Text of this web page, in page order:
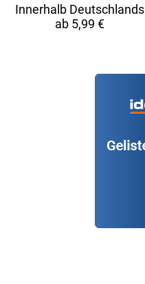
Innerhalb Deutschlands
ab 5,99 €